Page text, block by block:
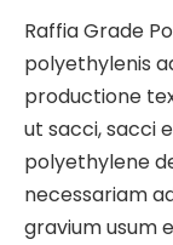
Raffia Grade
polyethylenis
productione
ut sacci, sacci
polyethylene
necessariam
gravium usum